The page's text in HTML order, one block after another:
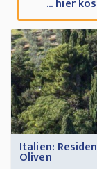
... hier
Italien:
Oliven